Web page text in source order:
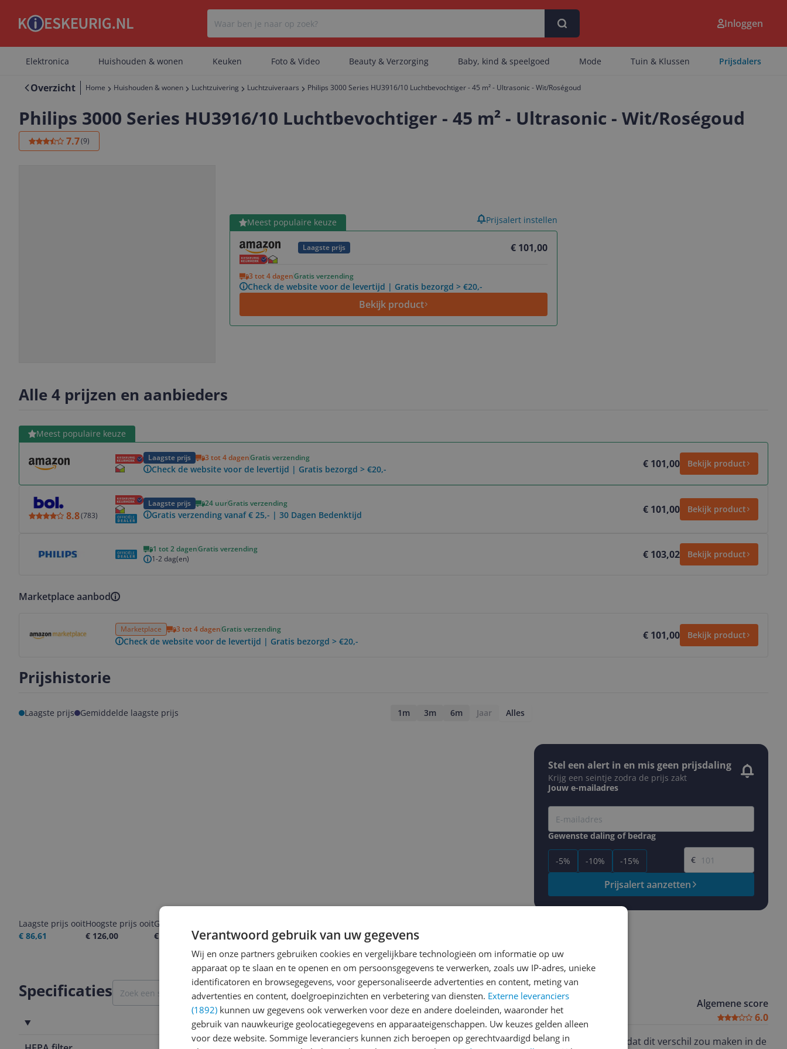
Er zijn geen categorieën gevonden.
Inloggen
Elektronica Huishouden & wonen Keuken Foto & Video Beauty & Verzorging Baby, kind & speelgoed Mode Tuin & Klussen Prijsdalers
Overzicht Home Huishouden & wonen Luchtzuivering Luchtzuiveraars Philips 3000 Series HU3916/10 Luchtbevochtiger - 45 m² - Ultrasonic - Wit/Roségoud
Philips 3000 Series HU3916/10 Luchtbevochtiger - 45 m² - Ultrasonic - Wit/Roségoud
7.7(9)
Meest populaire keuze
Laagste prijs € 101,00
3 tot 4 dagenGratis verzending
Check de website voor de levertijd | Gratis bezorgd > €20,-
Bekijk product
Bekijk product Prijsalert instellen
Alle 4 prijzen en aanbieders
Meest populaire keuze
Laagste prijs 3 tot 4 dagenGratis verzending
Check de website voor de levertijd | Gratis bezorgd > €20,- € 101,00 Bekijk product
Bekijk product
8.8(783)
Laagste prijs 24 uurGratis verzending
Gratis verzending vanaf € 25,- | 30 Dagen Bedenktijd € 101,00 Bekijk product
1 tot 2 dagenGratis verzending
1-2 dag(en)
€ 103,02 Bekijk product
Marketplace aanbod
Marketplace 3 tot 4 dagenGratis verzending
Check de website voor de levertijd | Gratis bezorgd > €20,- € 101,00 Bekijk product
Prijshistorie
Laagste prijs Gemiddelde laagste prijs 1m 3m 6m Jaar Alles
Laagste prijs ooit
€ 86,61
Hoogste prijs ooit
€ 126,00
Goedkoopste nu
€ 101,00
06-08-2026
Stel een alert in en mis geen prijsdaling
Krijg een seintje zodra de prijs zakt
Jouw e-mailadres
Gewenste daling of bedrag
-5% -10% -15%
Gewenste prijs
€
Prijsalert aanzetten
Specificaties
Functies
Reviews
yasaminpatricia
24-02-2025
Algemene score
6.0
Ik heb de bevochtiger mogen uittesten, ik hoopte dat dit verschil zou maken in de
Verantwoord gebruik van uw gegevens
Wij en onze partners gebruiken cookies en vergelijkbare technologieën om informatie op uw
apparaat op te slaan en te openen en om persoonsgegevens te verwerken, zoals uw IP-adres, unieke
identificatoren en browsegegevens, voor gepersonaliseerde advertenties en content, meting van
advertenties en content, doelgroepinzichten en verbetering van diensten. Externe leveranciers
(1892) kunnen uw gegevens ook verwerken voor deze en andere doeleinden, waaronder het
gebruik van nauwkeurige geolocatiegegevens en apparaateigenschappen. Uw keuzes gelden alleen
voor deze website. Sommige leveranciers kunnen zich beroepen op gerechtvaardigd belang in